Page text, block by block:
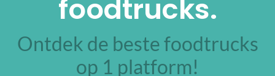
foodtrucks.
Ontdek de beste foodtrucks
op 1 platform!